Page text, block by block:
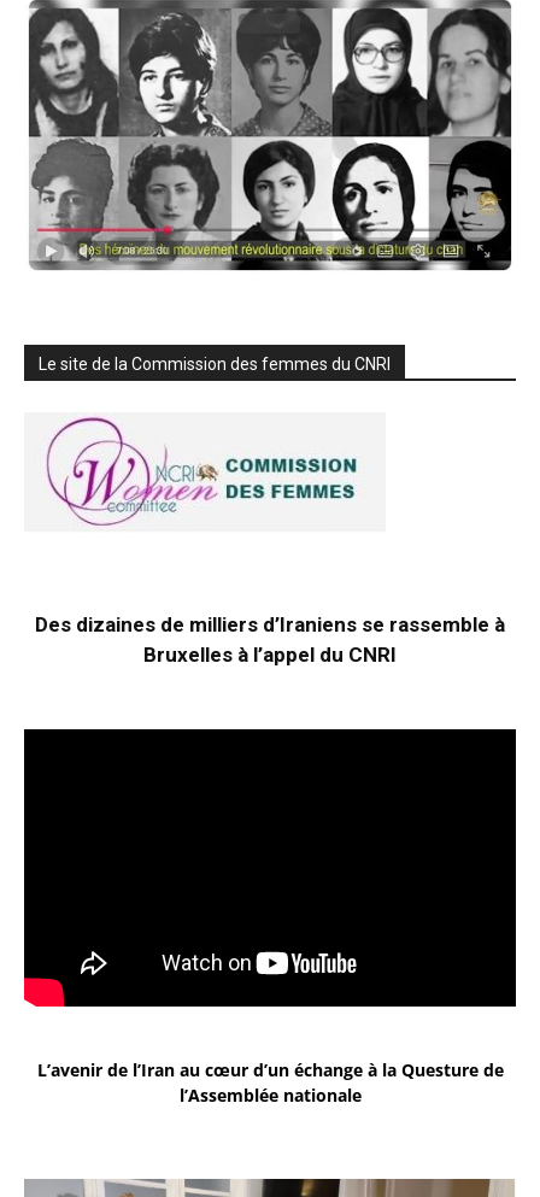
Le site de la Commission des femmes du CNRI
Des dizaines de milliers d’Iraniens se rassemble à
Bruxelles à l’appel du CNRI
L’avenir de l’Iran au cœur d’un échange à la Questure de
l’Assemblée nationale